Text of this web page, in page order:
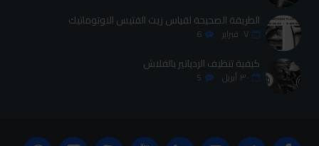
الطريقة الصحيحة لقياس زيت الفتيس الاوتوماتيك
٠٧ فبراير 6
كيفية تنظيف الردياتير بالفلاش
٣٠ أبريل 5